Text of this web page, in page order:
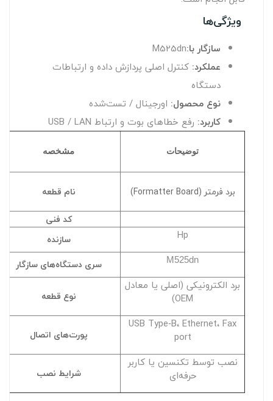
ویژگی‌ها
سازگار با:M525dn
عملکرد: کنترل اصلی پردازش داده و ارتباطات
دستگاه
نوع محصول: اورجینال / تست‌شده
کاربرد: رفع خطاهای بوت و ارتباط USB / LAN
توضیحات مشخصه
برد فرمتر (Formatter Board)
نام قطعه
کد فنی
Hp سازنده
M525dn سری دستگاه‌های سازگار
برد الکترونیکی (اصلی یا معادل
OEM)
نوع قطعه
USB Type‑B، Ethernet، Fax
port
پورت‌های اتصال
نصب توسط تکنسین یا کاربر
حرفه‌ای
شرایط نصب